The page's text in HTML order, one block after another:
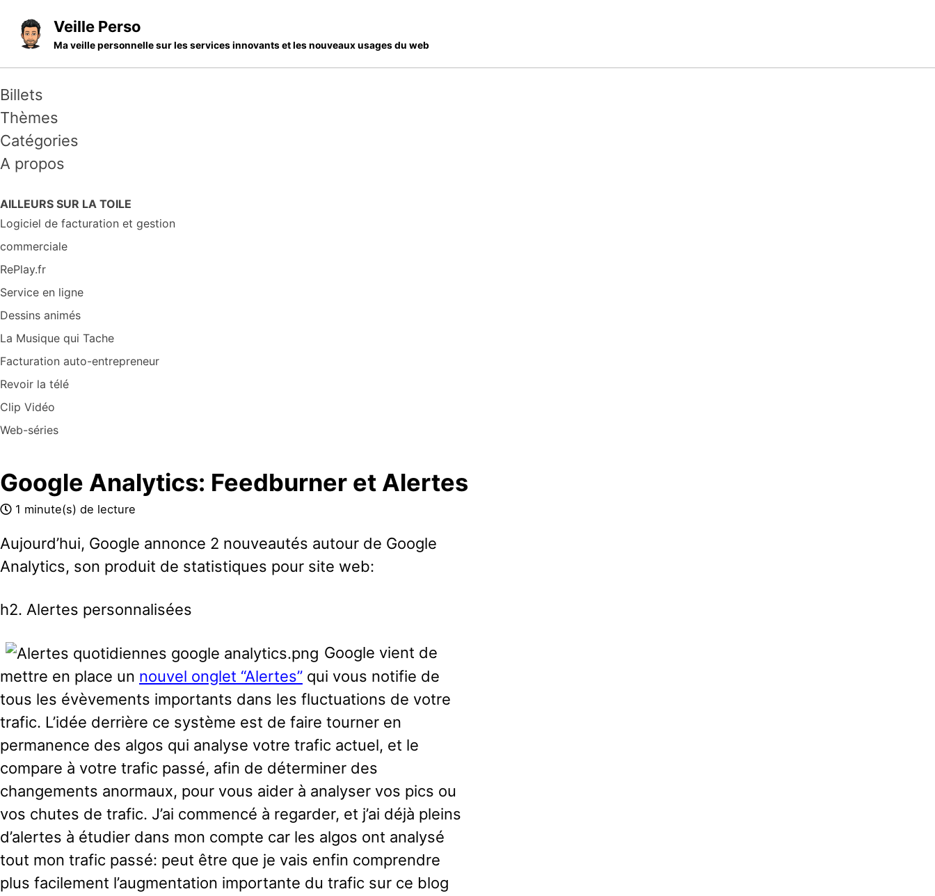
Veille Perso
Ma veille personnelle sur les services innovants et les nouveaux usages du web
Billets
Thèmes
Catégories
A propos
AILLEURS SUR LA TOILE
Logiciel de facturation et gestion
commerciale
RePlay.fr
Service en ligne
Dessins animés
La Musique qui Tache
Facturation auto-entrepreneur
Revoir la télé
Clip Vidéo
Web-séries
Google Analytics: Feedburner et Alertes
1 minute(s) de lecture
Aujourd’hui, Google annonce 2 nouveautés autour de Google
Analytics, son produit de statistiques pour site web:
h2. Alertes personnalisées
Google vient de
mettre en place un nouvel onglet “Alertes” qui vous notifie de
tous les évèvements importants dans les fluctuations de votre
trafic. L’idée derrière ce système est de faire tourner en
permanence des algos qui analyse votre trafic actuel, et le
compare à votre trafic passé, afin de déterminer des
changements anormaux, pour vous aider à analyser vos pics ou
vos chutes de trafic. J’ai commencé à regarder, et j’ai déjà pleins
d’alertes à étudier dans mon compte car les algos ont analysé
tout mon trafic passé: peut être que je vais enfin comprendre
plus facilement l’augmentation importante du trafic sur ce blog